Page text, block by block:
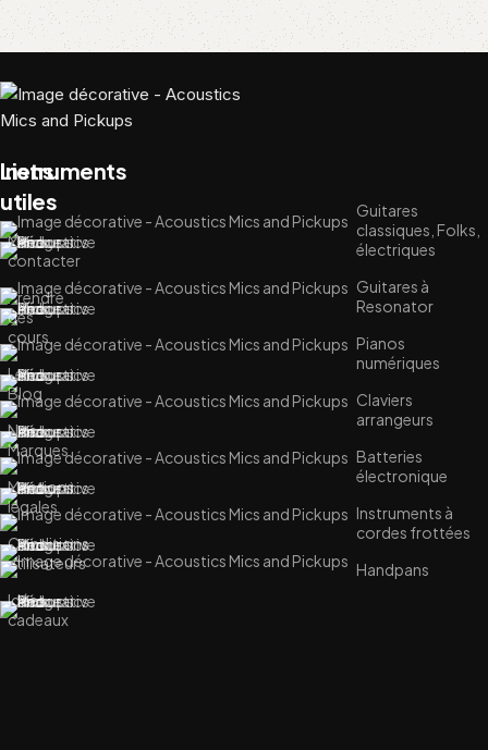
Liens
utiles
Me
contacter
Prendre
des
cours
Le
Blog
Nos
Marques
Mentions
légales
Conditions
utilisateurs
Idées
cadeaux
Instruments
Guitares
classiques, Folks,
électriques
Guitares à
Resonator
Pianos
numériques
Claviers
arrangeurs
Batteries
électronique
Instruments à
cordes frottées
Handpans